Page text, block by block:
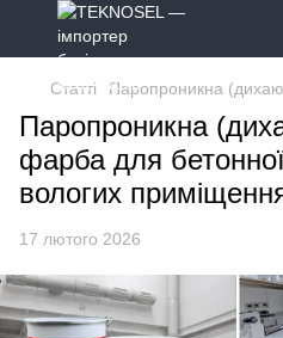
Статті Паропроникна
Паропроникна
фарба для
вологих
17 лютого 2026